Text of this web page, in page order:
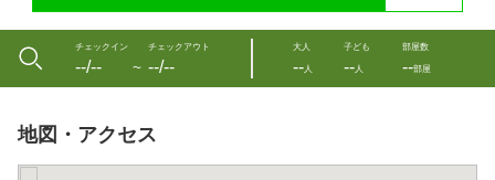
チェックイン
--/-- 〜
チェックアウト
--/--
大人
--人
子ども
--人
部屋数
--部屋
地図・アクセス